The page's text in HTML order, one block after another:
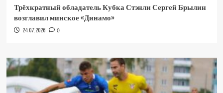
Трёхкратный обладатель Кубка Стэнли Сергей Брылин
возглавил минское «Динамо»
24.07.2026 0